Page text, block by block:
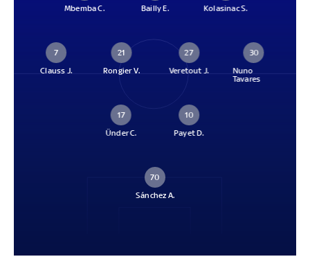
Mbemba C.
Bailly E.
Kolasinac S.
7
Clauss J.
21
Rongier V.
27
Veretout J.
30
Nuno
Tavares
10
Payet D.
17
Ünder C.
70
Sánchez A.